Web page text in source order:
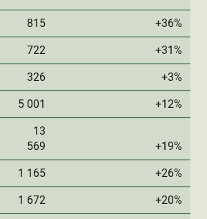
815 +36%
722 +31%
326 +3%
5 001 +12%
13
569
+19%
1 165 +26%
1 672 +20%